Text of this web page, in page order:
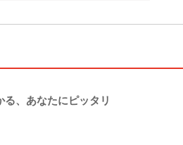
る、あなたにピッタリ